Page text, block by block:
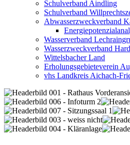
Schulverband Aindling
Schulverband
Abwasserzweckverband
Wasserverband
Wasserzweckverband
Wittelsbacher Land
Erholungsgebieteverein
vhs Landkreis Aichach-